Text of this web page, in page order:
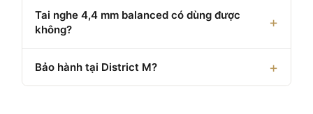
Tai nghe 4,4 mm balanced có dùng được
không?
Bảo hành tại District M?